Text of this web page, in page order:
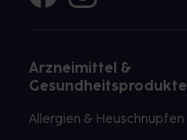
Arzneimittel &
Gesundheitsprodukte
Allergien & Heuschnupfen